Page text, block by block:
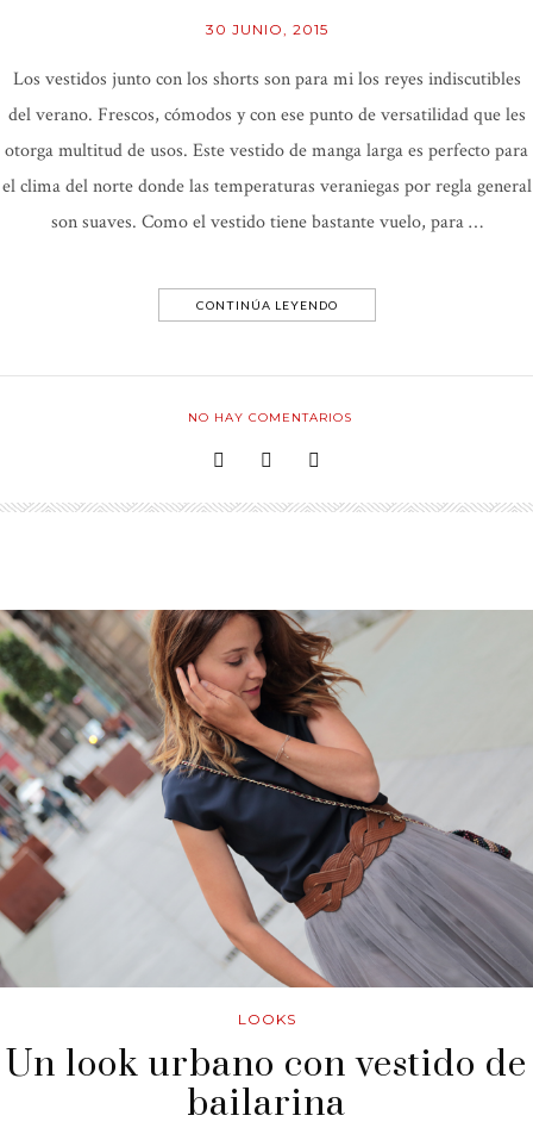
30 JUNIO, 2015
Los vestidos junto con los shorts son para mi los reyes indiscutibles
del verano. Frescos, cómodos y con ese punto de versatilidad que les
otorga multitud de usos. Este vestido de manga larga es perfecto para
el clima del norte donde las temperaturas veraniegas por regla general
son suaves. Como el vestido tiene bastante vuelo, para …
CONTINÚA LEYENDO
NO HAY COMENTARIOS
LOOKS
Un look urbano con vestido de
bailarina